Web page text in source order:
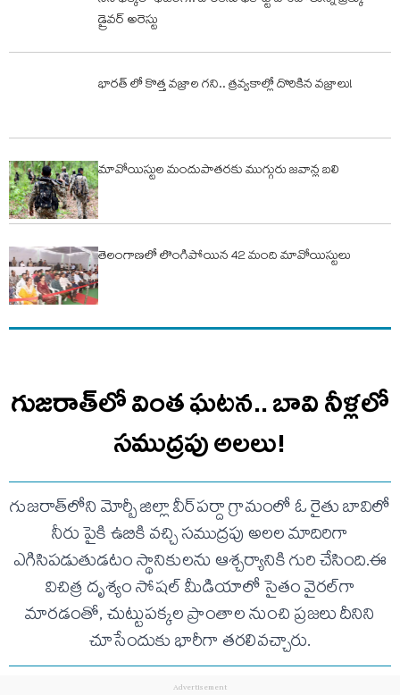
డ్రైవర్ అరెస్టు
భారత్ లో కొత్త వజ్రాల గని.. త్రవ్వకాల్లో దొరికిన వజ్రాలు!
మావోయిస్టుల మందుపాతరకు ముగ్గురు జవాన్ల బలి
తెలంగాణలో లొంగిపోయిన 42 మంది మావోయిస్టులు
గుజరాత్‌లో వింత ఘటన.. బావి నీళ్లలో
సముద్రపు అలలు!
గుజరాత్‌లోని మోర్బీ జిల్లా వీర్‌పర్దా గ్రామంలో ఓ రైతు బావిలో
నీరు పైకి ఉబికి వచ్చి సముద్రపు అలల మాదిరిగా
ఎగిసిపడుతుడటం స్థానికులను ఆశ్చర్యానికి గురి చేసింది.ఈ
విచిత్ర దృశ్యం సోషల్ మీడియాలో సైతం వైరల్‌గా
మారడంతో, చుట్టుపక్కల ప్రాంతాల నుంచి ప్రజలు దీనిని
చూసేందుకు భారీగా తరలివచ్చారు.